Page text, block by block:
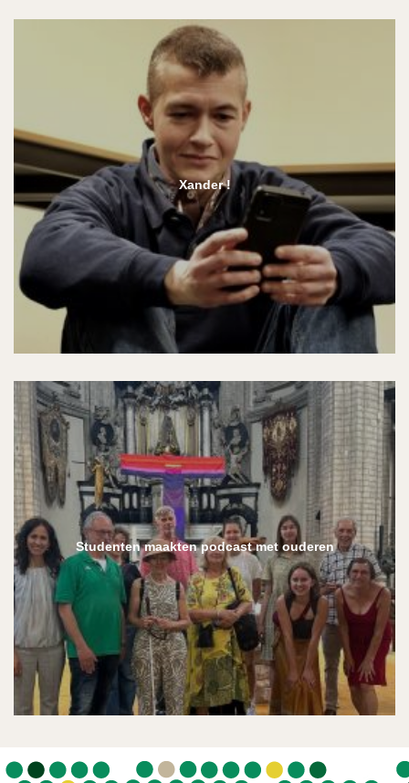
Xander !
Studenten maakten podcast met ouderen